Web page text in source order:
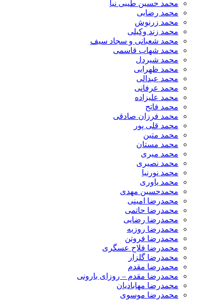
محمد حسین طیبی نیا
محمد رضایی
محمد زرنوش
محمد زند وکیلی
محمد شعبانی و سجاد سیف
محمد شهاب قاسمی
​محمد شیردل
محمد ظهرابی
محمد عبدالی
محمد عرفانی
محمد علیزاده
محمد فاتح
محمد فرزان صادقی
محمد قلی پور
محمد متین
محمد مستان
محمد میری
محمد نصیری
محمد نورنیا
محمد یاوری
محمدحسین مهدی
محمدرضا امینی
محمدرضا حاتمی
محمدرضا رضایی
محمدرضا روزبه
محمدرضا فروتن
محمدرضا فلاح عسگری
محمدرضا گلزار
محمدرضا مقدم
محمدرضا مقدم – روزای بارونی
محمدرضا مهابادیان
محمدرضا موسوی